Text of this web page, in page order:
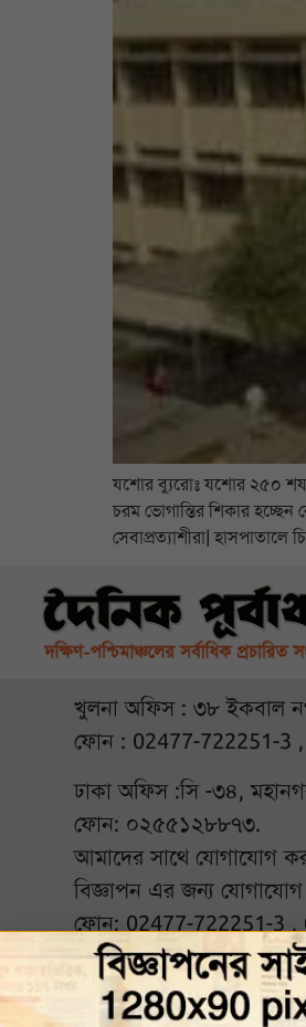
যশোর ব্যুরোঃ যশোর ২৫০ শয্যা
চরম ভোগান্তির শিকার
সেবাপ্রত্যাশীরা|
খুলনা অফিস : ৩৮ ইকবাল
ফোন : 02477-722251-3
ঢাকা অফিস :সি -৩৪,
ফোন: ০২৫৫১২৮৮৭৩.
আমাদের সাথে যোগাযোগ
বিজ্ঞাপন এর জন্য
ফোন: 02477-722251-3
আমাদের সঙ্গে থাকুন :